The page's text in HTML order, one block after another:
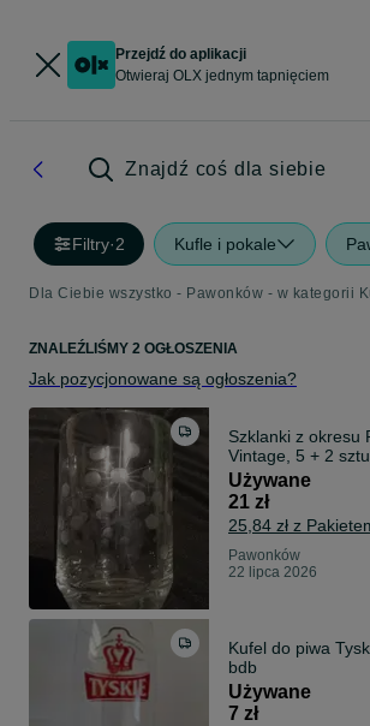
Przejdź do aplikacji
Otwieraj OLX jednym tapnięciem
Znajdź coś dla siebie
Filtry·2 Kufle i pokale
ZNALEŹLIŚMY 2 OGŁOSZENIA
Jak pozycjonowane są ogłoszenia?
Szklanki z okresu
Vintage, 5 + 2
Używane
21 zł
25,84 zł z
Pawonków
22 lipca 2026
Kufel do piwa
bdb
Używane
7 zł